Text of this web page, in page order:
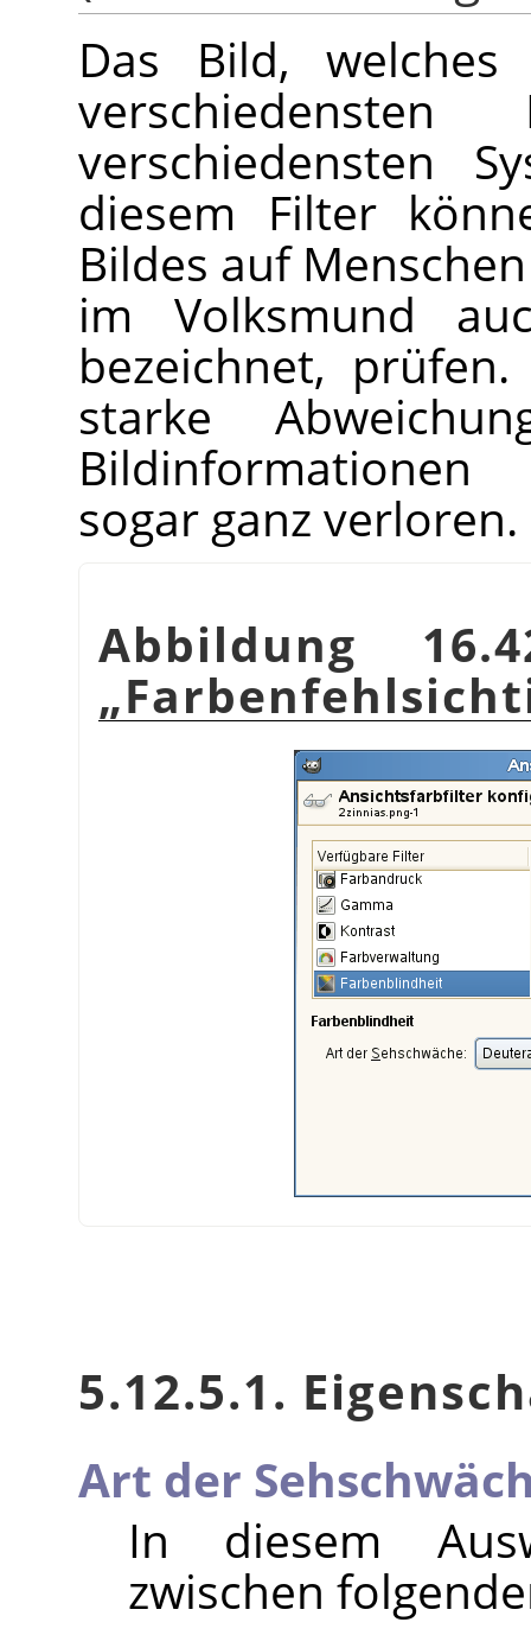
Das Bild,
verschiedensten
diesem Filter
Bildes auf
im Volksmund
bezeichnet,
starke
sogar ganz verloren.
Abbildung
„
5.12.5.1.
Art der
In diesem
zwischen